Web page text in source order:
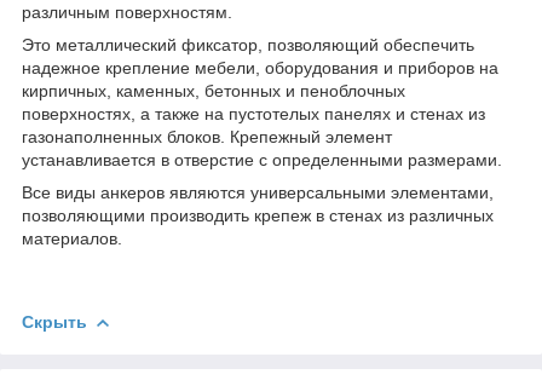
различным поверхностям.
Это металлический фиксатор, позволяющий обеспечить
надежное крепление мебели, оборудования и приборов на
кирпичных, каменных, бетонных и пеноблочных
поверхностях, а также на пустотелых панелях и стенах из
газонаполненных блоков. Крепежный элемент
устанавливается в отверстие с определенными размерами.
Все виды анкеров являются универсальными элементами,
позволяющими производить крепеж в стенах из различных
материалов.
Скрыть